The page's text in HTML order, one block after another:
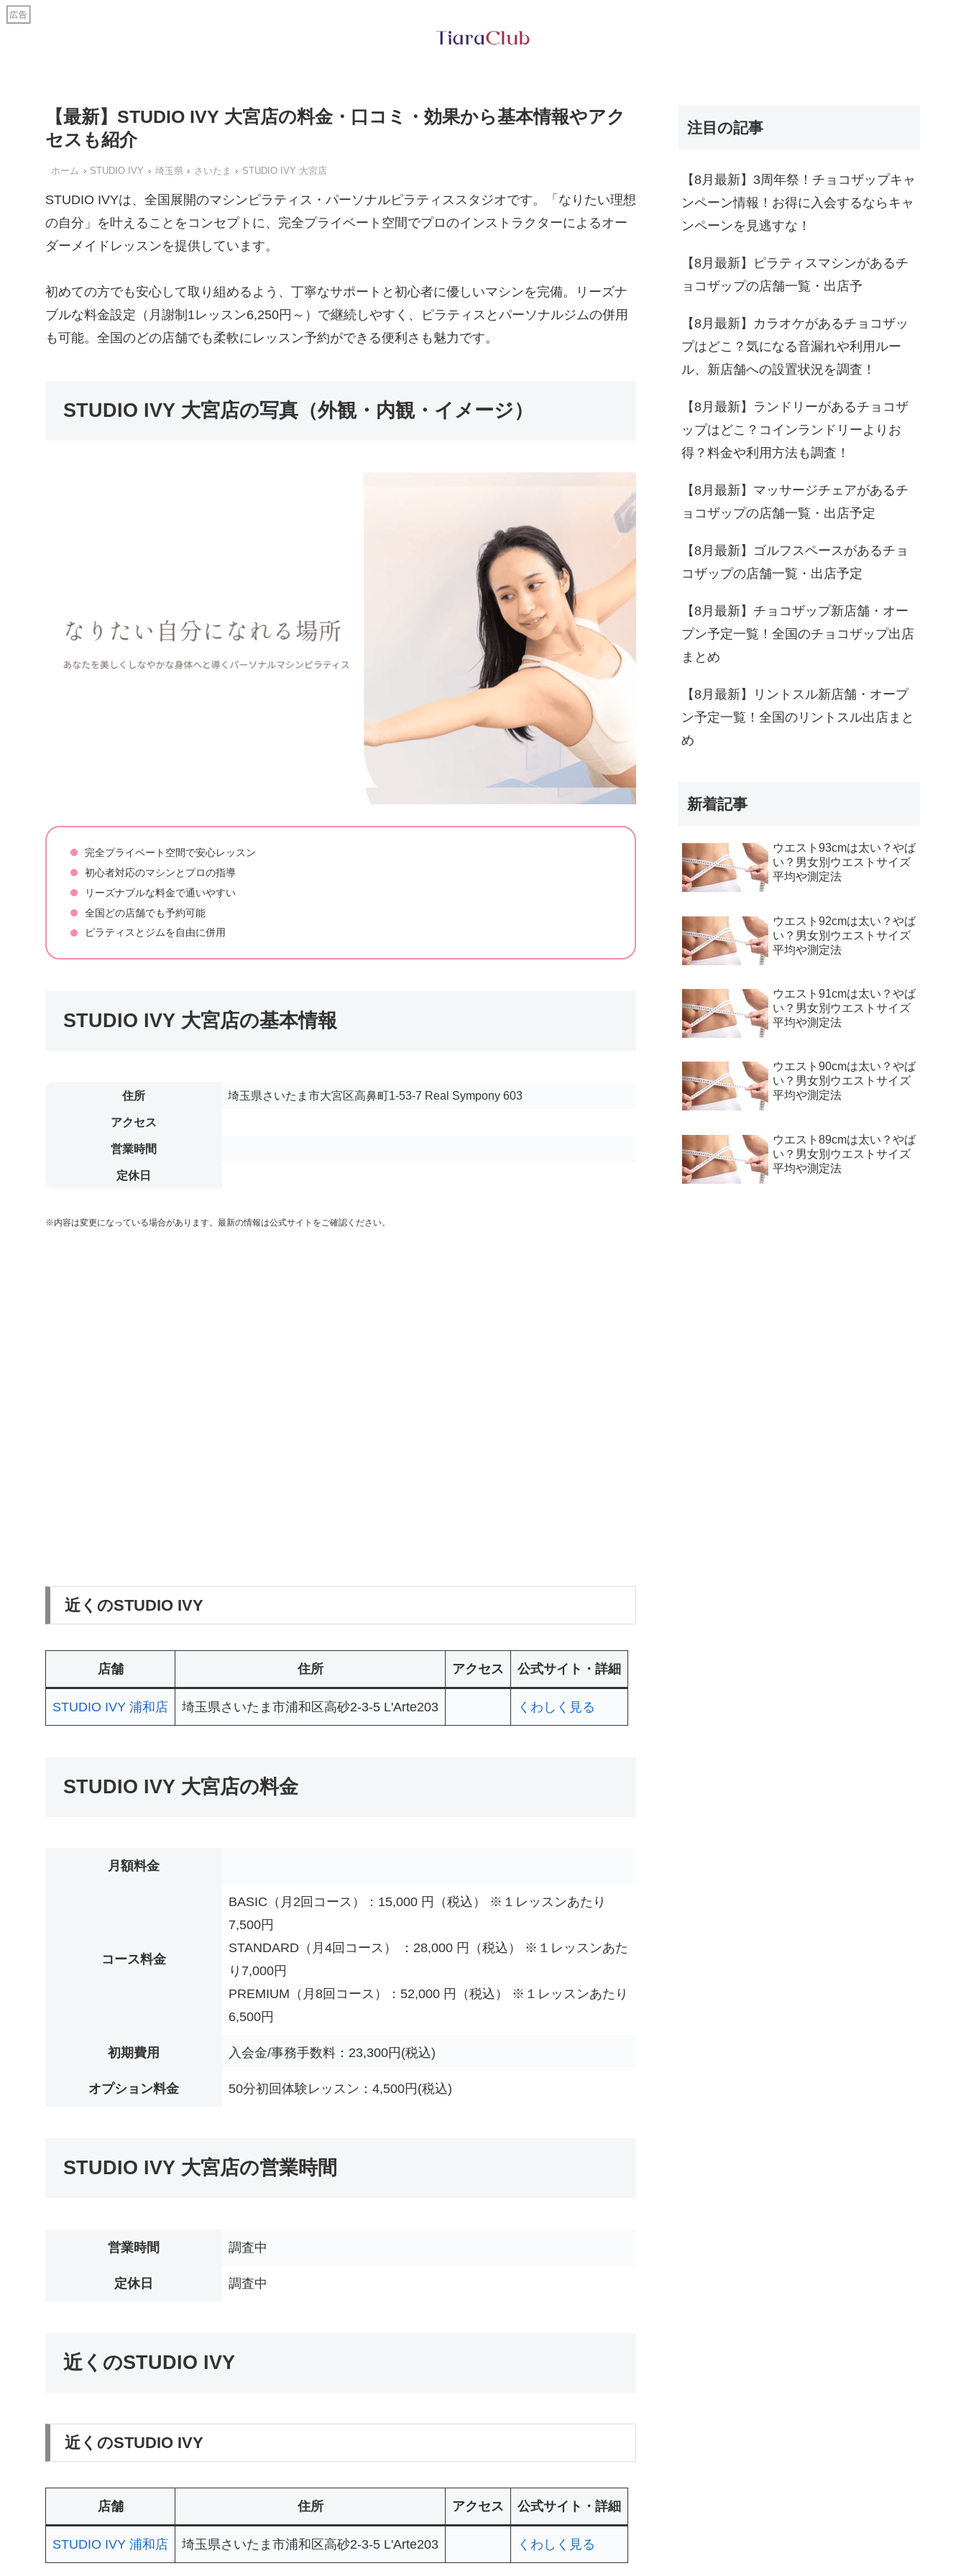
【最新】STUDIO IVY 大宮店の料金・口コミ・効果から基本情報やアク
セスも紹介
ホーム STUDIO IVY 埼玉県 さいたま STUDIO IVY 大宮店
STUDIO IVYは、全国展開のマシンピラティス・パーソナルピラティススタジオです。「なりたい理想
の自分」を叶えることをコンセプトに、完全プライベート空間でプロのインストラクターによるオー
ダーメイドレッスンを提供しています。
初めての方でも安心して取り組めるよう、丁寧なサポートと初心者に優しいマシンを完備。リーズナ
ブルな料金設定（月謝制1レッスン6,250円～）で継続しやすく、ピラティスとパーソナルジムの併用
も可能。全国のどの店舗でも柔軟にレッスン予約ができる便利さも魅力です。
STUDIO IVY 大宮店の写真（外観・内観・イメージ）
完全プライベート空間で安心レッスン
初心者対応のマシンとプロの指導
リーズナブルな料金で通いやすい
全国どの店舗でも予約可能
ピラティスとジムを自由に併用
STUDIO IVY 大宮店の基本情報
住所 埼玉県さいたま市大宮区高鼻町1-53-7 Real Sympony 603
アクセス
営業時間
定休日
※内容は変更になっている場合があります。最新の情報は公式サイトをご確認ください。
近くのSTUDIO IVY
店舗 住所 アクセス 公式サイト・詳細
STUDIO IVY 浦和店 埼玉県さいたま市浦和区高砂2-3-5 L'Arte203 くわしく見る
STUDIO IVY 大宮店の料金
月額料金
コース料金
BASIC（月2回コース）：15,000 円（税込） ※１レッスンあたり
7,500円
STANDARD（月4回コース） ：28,000 円（税込） ※１レッスンあた
り7,000円
PREMIUM（月8回コース）：52,000 円（税込） ※１レッスンあたり
6,500円
初期費用 入会金/事務手数料：23,300円(税込)
オプション料金 50分初回体験レッスン：4,500円(税込)
STUDIO IVY 大宮店の営業時間
営業時間 調査中
定休日 調査中
近くのSTUDIO IVY
近くのSTUDIO IVY
店舗 住所 アクセス 公式サイト・詳細
STUDIO IVY 浦和店 埼玉県さいたま市浦和区高砂2-3-5 L'Arte203 くわしく見る
注目の記事
【8月最新】3周年祭！チョコザップキャ
ンペーン情報！お得に入会するならキャ
ンペーンを見逃すな！
【8月最新】ピラティスマシンがあるチ
ョコザップの店舗一覧・出店予
【8月最新】カラオケがあるチョコザッ
プはどこ？気になる音漏れや利用ルー
ル、新店舗への設置状況を調査！
【8月最新】ランドリーがあるチョコザ
ップはどこ？コインランドリーよりお
得？料金や利用方法も調査！
【8月最新】マッサージチェアがあるチ
ョコザップの店舗一覧・出店予定
【8月最新】ゴルフスペースがあるチョ
コザップの店舗一覧・出店予定
【8月最新】チョコザップ新店舗・オー
プン予定一覧！全国のチョコザップ出店
まとめ
【8月最新】リントスル新店舗・オープ
ン予定一覧！全国のリントスル出店まと
め
新着記事
ウエスト93cmは太い？やば
い？男女別ウエストサイズ
平均や測定法
ウエスト92cmは太い？やば
い？男女別ウエストサイズ
平均や測定法
ウエスト91cmは太い？やば
い？男女別ウエストサイズ
平均や測定法
ウエスト90cmは太い？やば
い？男女別ウエストサイズ
平均や測定法
ウエスト89cmは太い？やば
い？男女別ウエストサイズ
平均や測定法